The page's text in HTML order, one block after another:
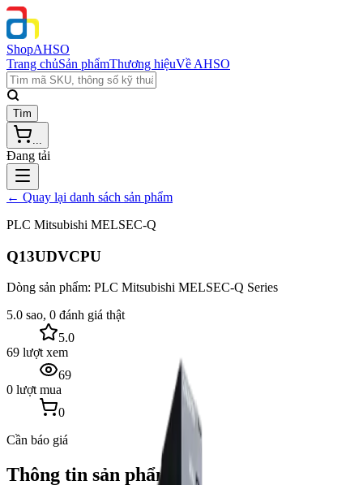
ShopAHSO
Trang chủSản phẩmThương hiệuVề AHSO
Tìm
...
Đang tải
← Quay lại danh sách sản phẩm
PLC Mitsubishi MELSEC-Q
Q13UDVCPU
Dòng sản phẩm: PLC Mitsubishi MELSEC-Q Series
5.0 sao, 0 đánh giá thật
5.0
69 lượt xem
69
0 lượt mua
0
Cần báo giá
Thông tin sản phẩm